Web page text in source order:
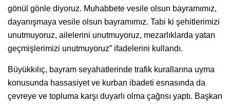
gönül gönle diyoruz. Muhabbete vesile olsun bayramımız,
dayanışmaya vesile olsun bayramımız. Tabi ki şehitlerimizi
unutmuyoruz, ailelerini unutmuyoruz, mezarlıklarda yatan
geçmişlerimizi unutmuyoruz” ifadelerini kullandı.
Büyükkılıç, bayram seyahatlerinde trafik kurallarına uyma
konusunda hassasiyet ve kurban ibadeti esnasında da
çevreye ve topluma karşı duyarlı olma çağrısı yaptı. Başkan